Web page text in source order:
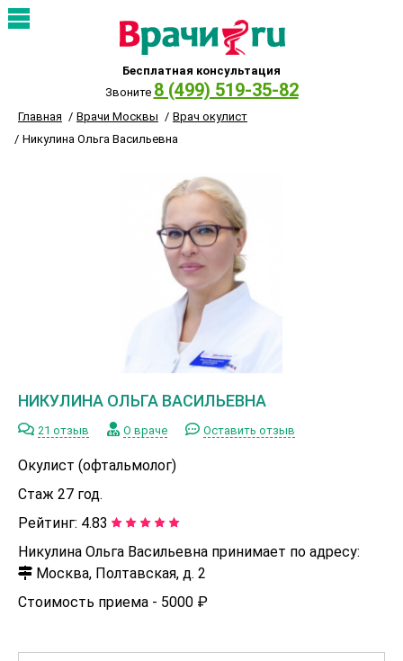
Бесплатная консультация
Звоните 8 (499) 519-35-82
Главная Врачи Москвы
Врач окулист
Никулина Ольга Васильевна
НИКУЛИНА ОЛЬГА ВАСИЛЬЕВНА
21 отзыв О враче Оставить отзыв
Окулист (офтальмолог)
Стаж 27 год.
Рейтинг: 4.83
Никулина Ольга Васильевна принимает по адресу:
Москва, Полтавская, д. 2
Стоимость приема - 5000 ₽